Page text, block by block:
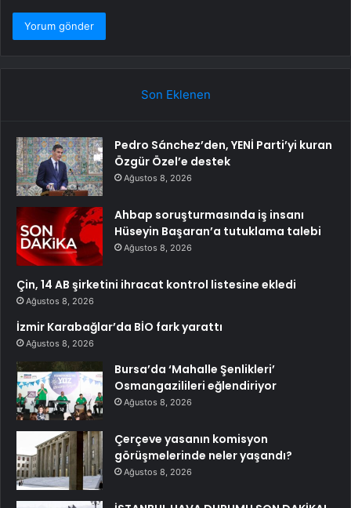
Son Eklenen
Pedro Sánchez’den, YENİ Parti’yi kuran
Özgür Özel’e destek
Ağustos 8, 2026
Ahbap soruşturmasında iş insanı
Hüseyin Başaran’a tutuklama talebi
Ağustos 8, 2026
Çin, 14 AB şirketini ihracat kontrol listesine ekledi
Ağustos 8, 2026
İzmir Karabağlar’da BİO fark yarattı
Ağustos 8, 2026
Bursa’da ‘Mahalle Şenlikleri’
Osmangazilileri eğlendiriyor
Ağustos 8, 2026
Çerçeve yasanın komisyon
görüşmelerinde neler yaşandı?
Ağustos 8, 2026